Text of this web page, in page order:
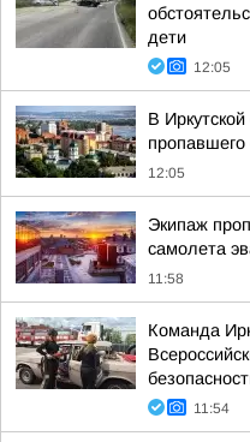
дети
12:05
В
пропавшего
12:05
Экипаж
самолета
11:58
Команда
11:54